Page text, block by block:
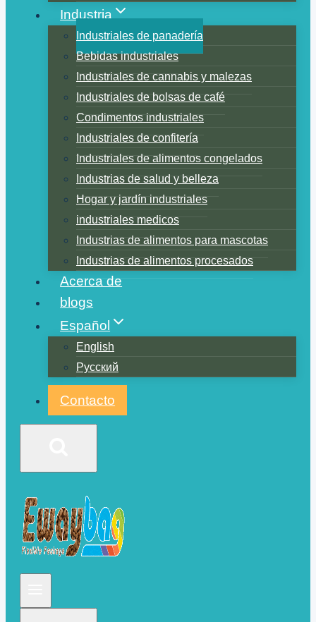
Industria
Industriales de panadería
Bebidas industriales
Industriales de cannabis y malezas
Industriales de bolsas de café
Condimentos industriales
Industriales de confitería
Industriales de alimentos congelados
Industrias de salud y belleza
Hogar y jardín industriales
industriales medicos
Industrias de alimentos para mascotas
Industrias de alimentos procesados
Acerca de
blogs
Español
English
Русский
Contacto